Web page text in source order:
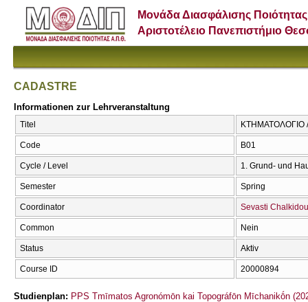
Μονάδα Διασφάλισης Ποιότητας
Αριστοτέλειο Πανεπιστήμιο
CADASTRE
Informationen zur Lehrveranstaltung
Titel ΚΤΗΜΑΤΟΛΟΓΙΟ
Code Β01
Cycle / Level 1. Grund- und
Semester Spring
Coordinator Sevasti Chalkidou
Common Nein
Status Aktiv
Course ID 20000894
Studienplan: PPS Tmīmatos Agronómōn kai Topográfōn Mīchanikṓn